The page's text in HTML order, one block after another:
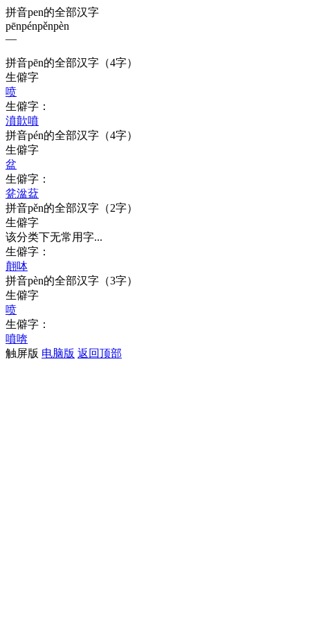
拼音pen的全部汉字
pēnpénpěnpèn
—
拼音pēn的全部汉字 （4字）
生僻字
喷
生僻字：
濆歕噴
拼音pén的全部汉字 （4字）
生僻字
盆
生僻字：
瓫湓葐
拼音pěn的全部汉字 （2字）
生僻字
该分类下无常用字...
生僻字：
翸呠
拼音pèn的全部汉字 （3字）
生僻字
喷
生僻字：
噴喯
触屏版 电脑版 返回顶部